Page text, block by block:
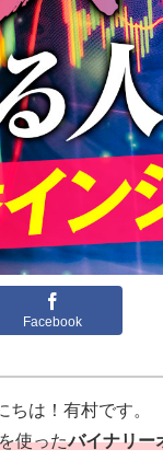
Facebook
ちは！有村です。
使ったバイナリー